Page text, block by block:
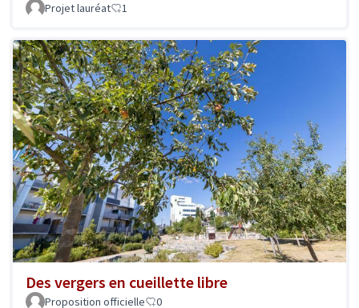
Projet lauréat 1
Des vergers en cueillette libre
Proposition officielle 0